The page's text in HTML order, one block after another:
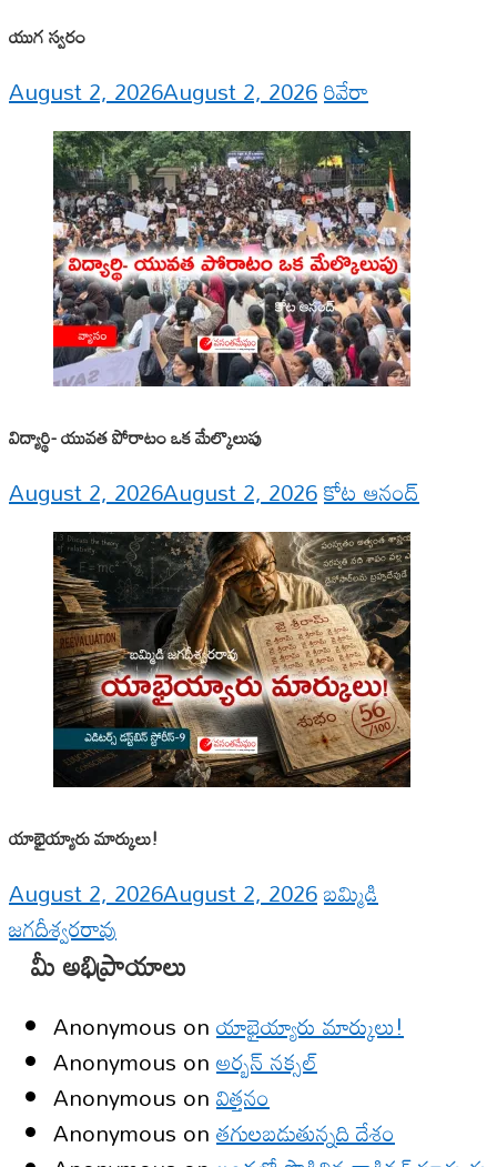
యుగ స్వ‌రం
August 2, 2026August 2, 2026రివేరా
విద్యార్థి- యువత పోరాటం ఒక మేల్కొలుపు
August 2, 2026August 2, 2026కోట ఆనంద్
యాభైయ్యారు మార్కులు!
August 2, 2026August 2, 2026బమ్మిడి
జగదీశ్వరరావు
మీ అభిప్రాయాలు
Anonymous onయాభైయ్యారు మార్కులు!
Anonymous onఅర్బన్ నక్సల్
Anonymous onవిత్తనం
Anonymous onతగులబడుతున్నది దేశం